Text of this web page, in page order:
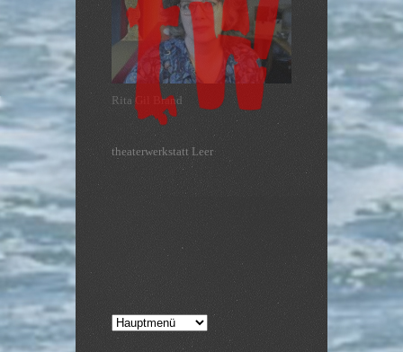
theaterwerkstatt Leer